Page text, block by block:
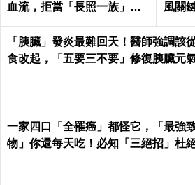
血流，拒當「長照一族」靠
風關
「胰臟」發炎最難回天！醫師強調該
食改起，「五要三不要」修復胰臟元
一家四口「全罹癌」都怪它，「最強
物」你還每天吃！必知「三絕招」杜